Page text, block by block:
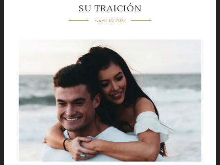
SU TRAICIÓN
enero 10, 2022